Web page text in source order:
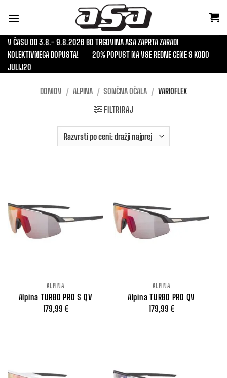
V ČASU OD 3.8.- 9.8.2026 BO TRGOVINA ASA ZAPRTA ZARADI
KOLEKTIVNEGA DOPUSTA!
20% POPUST NA VSE REDNE CENE S KODO
JULIJ20
DOMOV / ALPINA / SONČNA OČALA / VARIOFLEX
FILTRIRAJ
ALPINA
Alpina TURBO PRO S QV
179,99 €
ALPINA
Alpina TURBO PRO QV
179,99 €